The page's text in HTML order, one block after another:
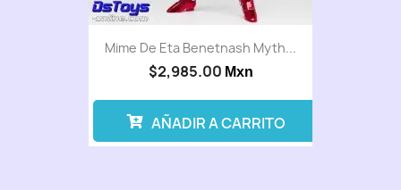
Mime De Eta Benetnash Myth...
$2,985.00 Mxn
AÑADIR A CARRITO